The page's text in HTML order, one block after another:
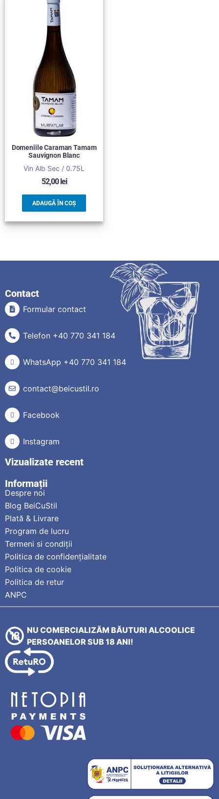
Domeniile Caraman Tamam
Sauvignon Blanc
Vin Alb Sec / 0.75L
52,00lei
ADAUGĂ ÎN COȘ
Contact
Formular contact
Telefon +40 770 341 184
WhatsApp +40 770 341 184
contact@beicustil.ro
Facebook
Instagram
Vizualizate recent
Informații
Despre noi
Blog BeiCuStil
Plată & Livrare
Program de lucru
Termeni si condiții
Politica de confidențialitate
Politica de cookie
Politica de retur
ANPC
NU COMERCIALIZĂM BĂUTURI ALCOOLICE
PERSOANELOR SUB 18 ANI!